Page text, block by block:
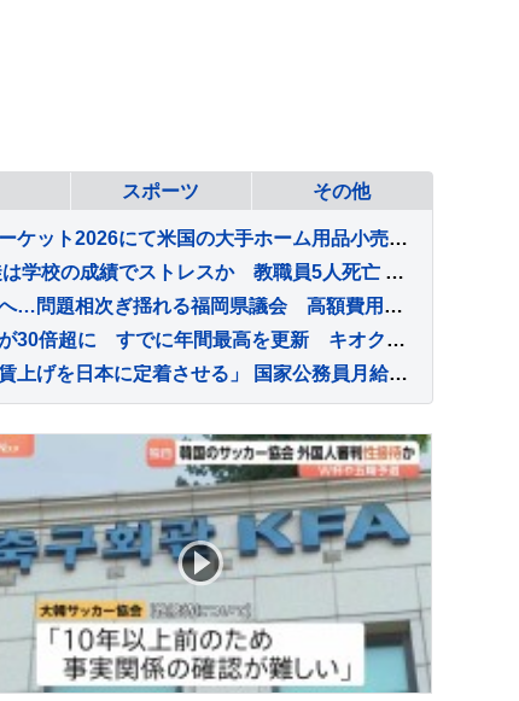
スポーツ その他
Tribesigns、ラスベガス・マーケット2026にて米国の大手ホーム用品小売業者との連携を拡大
タイの学校銃撃 容疑者の生徒は学校の成績でストレスか 教職員5人死亡 30人重軽傷
長年続く“悪しき慣例”見直しへ…問題相次ぎ揺れる福岡県議会 高額費用の「海外視察」も第三者委員会で調査へ【Nスタ解説】
東芝の四半期決算、最終利益が30倍超に すでに年間最高を更新 キオクシアHD効果も
高市総理「物価上昇を上回る賃上げを日本に定着させる」 国家公務員月給3.51％増へ 人事院の勧告を受け